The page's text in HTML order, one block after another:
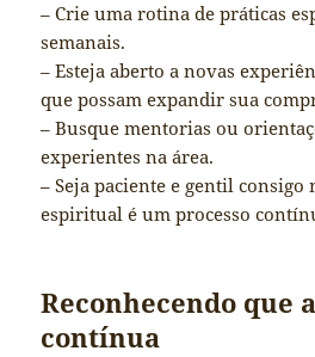
– Crie uma rotina de práticas
semanais.
– Esteja aberto a novas
que possam expandir sua
– Busque mentorias ou
experientes na área.
– Seja paciente e gentil consigo
espiritual é um processo
Reconhecendo que
contínua